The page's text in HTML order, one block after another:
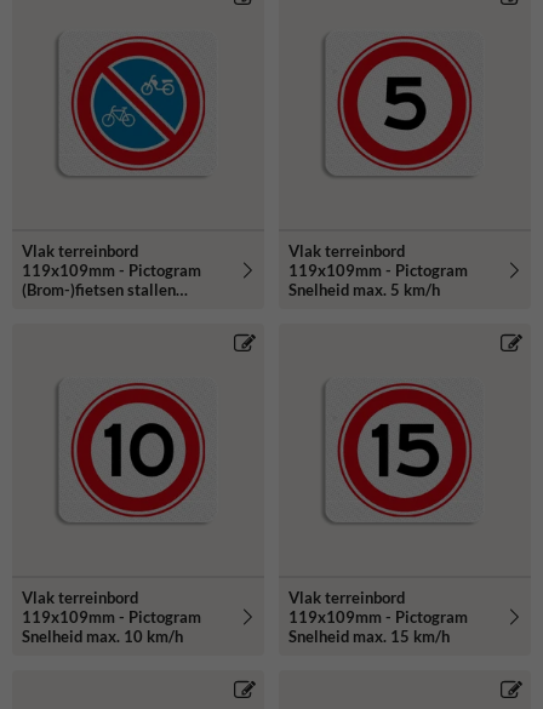
Vlak terreinbord
119x109mm - Pictogram
(Brom-)fietsen stallen
Vlak terreinbord
119x109mm - Pictogram
Snelheid max. 5 km/h
Vlak terreinbord
119x109mm - Pictogram
Snelheid max. 10 km/h
Vlak terreinbord
119x109mm - Pictogram
Snelheid max. 15 km/h